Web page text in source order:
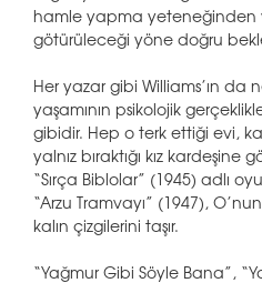
hamle yapma yeteneğinden
götürüleceği yöne doğru
Her yazar gibi Williams’ın da
yaşamının psikolojik
gibidir. Hep o terk ettiği evi,
yalnız bıraktığı kız kardeşine
“Sırça Biblolar” (1945) adlı
“Arzu Tramvayı” (1947),
kalın çizgilerini taşır.
“Yağmur Gibi Söyle Bana”,